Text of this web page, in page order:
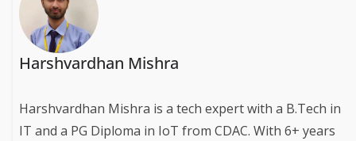
Harshvardhan Mishra
Harshvardhan Mishra is a tech expert with a B.Tech in
IT and a PG Diploma in IoT from CDAC. With 6+ years